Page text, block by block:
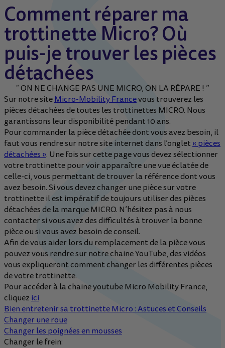
Comment réparer ma
trottinette Micro? Où
puis-je trouver les pièces
détachées
“ ON NE CHANGE PAS UNE MICRO, ON LA RÉPARE ! ”
Sur notre siteMicro-Mobility Francevous trouverez les
pièces détachées de toutes les trottinettes MICRO. Nous
garantissons leur disponibilité pendant 10 ans.
Pour commander la pièce détachée dont vous avez besoin, il
faut vous rendre sur notre site internet dans l’onglet « pièces
détachées ». Une fois sur cette page vous devez sélectionner
votre trottinette pour voir apparaître une vue éclatée de
celle-ci, vous permettant de trouver la référence dont vous
avez besoin. Si vous devez changer une pièce sur votre
trottinette il est impératif de toujours utiliser des pièces
détachées de la marque MICRO. N’hésitez pas à nous
contacter si vous avez des difficultés à trouver la bonne
pièce ou si vous avez besoin de conseil.
Afin de vous aider lors du remplacement de la pièce vous
pouvez vous rendre sur notre chaine YouTube, des vidéos
vous expliqueront comment changer les différentes pièces
de votre trottinette.
Pour accéder à la chaine youtube Micro Mobility France,
cliquez ici
Bien entretenir sa trottinette Micro : Astuces et Conseils
Changer une roue
Changer les poignées en mousses
Changer le frein: